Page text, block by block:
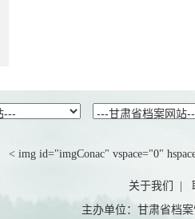
< img id="imgConac" vspace="0"
关于我们
主办单位：甘肃省档